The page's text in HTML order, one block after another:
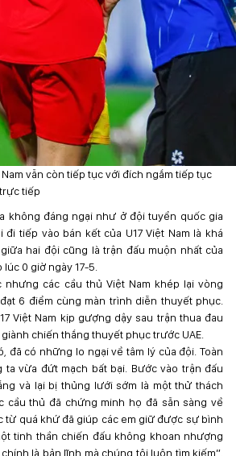
Nam vẫn còn tiếp tục với đích ngắm tiếp tục
tiếp
không đáng ngại như ở đội tuyển quốc gia
tiếp vào bán kết của U17 Việt Nam là khá
hai đội cũng là trận đấu muộn nhất của
0 giờ ngày 17-5.
nhưng các cầu thủ Việt Nam khép lại vòng
6 điểm cùng màn trình diễn thuyết phục.
Việt Nam kịp gượng dậy sau trận thua đau
chiến thắng thuyết phục trước UAE.
đã có những lo ngại về tâm lý của đội. Toàn
vừa đứt mạch bất bại. Bước vào trận đấu
và lại bị thủng lưới sớm là một thử thách
cầu thủ đã chứng minh họ đã sẵn sàng về
từ quá khứ đã giúp các em giữ được sự bình
tinh thần chiến đấu không khoan nhượng
là bản lĩnh mà chúng tôi luôn tìm kiếm”,